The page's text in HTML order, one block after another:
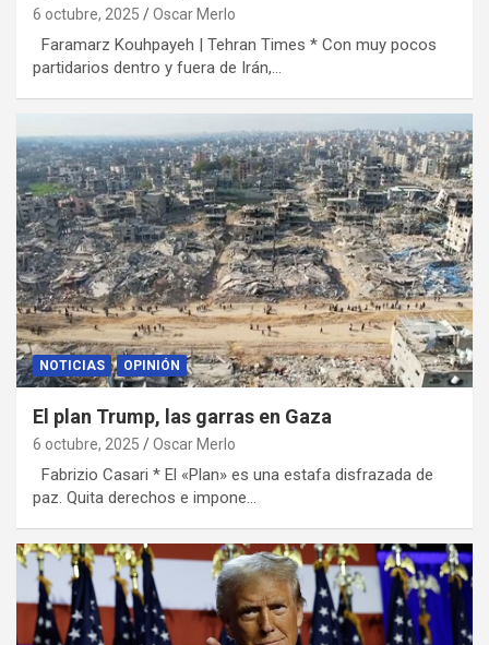
6 octubre, 2025 Oscar Merlo
Faramarz Kouhpayeh | Tehran Times * Con muy pocos
partidarios dentro y fuera de Irán,…
NOTICIAS OPINIÓN
El plan Trump, las garras en Gaza
6 octubre, 2025 Oscar Merlo
Fabrizio Casari * El «Plan» es una estafa disfrazada de
paz. Quita derechos e impone…